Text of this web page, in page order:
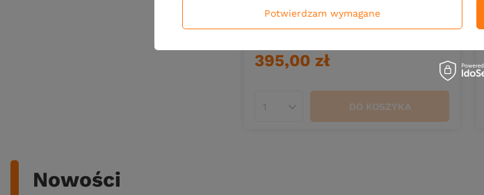
.Kołowrotek Daiwa 25 Prorex V LT
2000 S-XH
395,00 zł
Ilość produktów DO KOSZYKA
Nowości
Potwierdzam wymagane